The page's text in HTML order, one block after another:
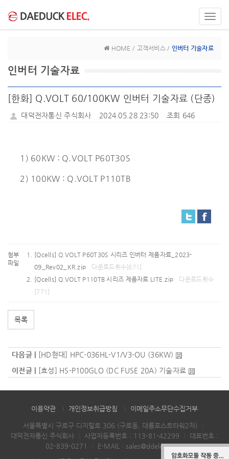
HOME / 고객서비스 / 인버터 기술자료
인버터 기술자료
[한화] Q.VOLT 60/100KW 인버터 기술자료 (단종)
대덕전자통신 주식회사 2024.05.28 23:50 조회 646
1) 60KW : Q.VOLT P60T30S
2) 100KW : Q.VOLT P110TB
첨부
파일
[Qcells] Q.VOLT P60T30S 시리즈 인버터 제품자료_2023-
09_Rev02_KR.zip
다운로드횟수[671]
[Qcells] Q.VOLT P110TB 시리즈 제품자료 LITE.zip
다운로드횟수
[771]
목록
다음글 |
[HD현대] HPC-036HL-V1/V3-OU (36KW)
이전글 |
[효성] HS-P100GLO (DC FUSE 20A) 기술자료
이용약관 개인정보취급방침 이메일주소무단수집거부
서울특별시 구로구 디지털로 306 (구로동, 대륭포스트타워2차)
대덕전자통신 주식회사
사업자등록번호 : 113-81-42299
대표번호 :
02-839-0271
E-MAIL : sales@ddelec.co.kr